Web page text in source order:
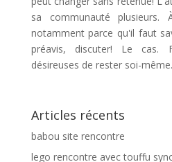
sa communauté plusieurs.
notamment parce qu'il faut
préavis, discuter! Le cas.
désireuses de rester soi-
Articles récents
babou site rencontre
lego rencontre avec touffu